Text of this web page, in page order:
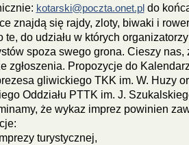
kotarski@poczta.onet.pldo
znajdą się rajdy, zloty, biwaki i
te, do udziału w których
spoza swego grona. Cieszy nas,
zgłoszenia. Propozycje do
gliwickiego TKK im. W. Huzy
Oddziału PTTK im. J.
że wykaz imprez powinien
turystycznej,